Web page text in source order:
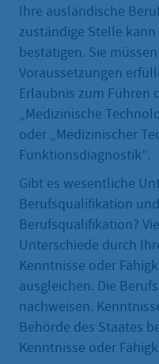
Ihre ausländische
zuständige Stelle
bestätigen. Sie
Voraussetzungen
Erlaubnis zum Führen
„Medizinische
oder „Medizinischer
Funktionsdiagnostik“.
Gibt es wesentliche
Berufsqualifikation
Berufsqualifikation?
Unterschiede durch
Kenntnisse oder
ausgleichen. Die
nachweisen.
Behörde des Staates
Kenntnisse oder